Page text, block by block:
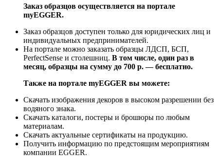
Заказ образцов осуществляется на портале
myEGGER.
Заказ образцов доступен только для юридических лиц и
индивидуальных предпринимателей.
На портале можно заказать образцы ЛДСП, БСП,
PerfectSense и столешниц. В том числе, один раз в
месяц, образцы на сумму до 700 р. — бесплатно.
Также на портале myEGGER вы можете:
Скачать изображения декоров в высоком разрешении без
водяного знака.
Скачать каталоги, постеры и брошюры по любым
материалам.
Скачать актуальные сертификаты на продукцию.
Получить информацию по предстоящим мероприятиям
компании EGGER.